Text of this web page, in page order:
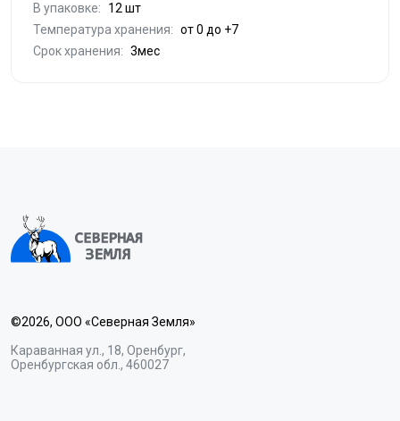
В упаковке:
12 шт
Температура хранения: от 0 до +7
Срок хранения: 3мес
©2026, ООО «Северная Земля»
Караванная ул., 18, Оренбург,
Оренбургская обл., 460027